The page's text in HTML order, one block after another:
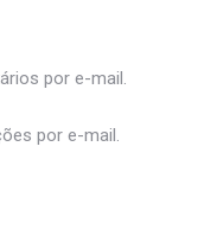
por e-mail.
por e-mail.